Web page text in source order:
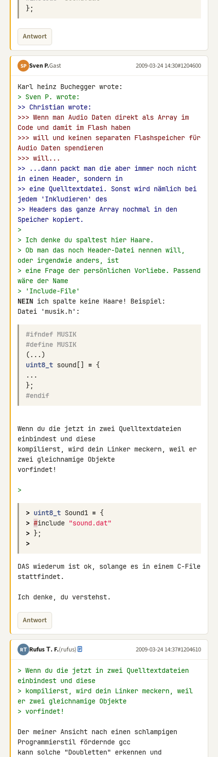
};
Antwort
SP Sven P.Gast 2009-03-24 14:30#1204600
> Sven P. wrote:
>> Christian wrote:
>>> Wenn man Audio Daten direkt als Array im
Code und damit im Flash haben
>>> will und keinen separaten Flashspeicher für
Audio Daten spendieren
>>> will...
>> ...dann packt man die aber immer noch nicht
in einen Header, sondern in
>> eine Quelltextdatei. Sonst wird nämlich bei
jedem 'Inkludieren' des
>> Headers das ganze Array nochmal in den
Speicher kopiert.
>
> Ich denke du spaltest hier Haare.
> Ob man das noch Header-Datei nennen will,
oder irgendwie anders, ist
> eine Frage der persönlichen Vorliebe. Passend
wäre der Name
> 'Include-File'
NEIN ich spalte keine Haare! Beispiel:
Datei 'musik.h':
#ifndef MUSIK
#define MUSIK
(...)
uint8_t sound [] = {
...
};
#endif
Wenn du die jetzt in zwei Quelltextdateien
einbindest und diese
kompilierst, wird dein Linker meckern, weil er
zwei gleichnamige Objekte
vorfindet!
>
> uint8_t Sound1 = {
> #include "sound.dat"
> };
>
DAS wiederum ist ok, solange es in einem C-File
stattfindet.
Ich denke, du verstehst.
Antwort
RΤ Rufus Τ. F.(rufus) 2009-03-24 14:37#1204610
> Wenn du die jetzt in zwei Quelltextdateien
einbindest und diese
> kompilierst, wird dein Linker meckern, weil
er zwei gleichnamige Objekte
> vorfindet!
Der meiner Ansicht nach einen schlampigen
Programmierstil fördernde gcc
kann solche "Doubletten" erkennen und